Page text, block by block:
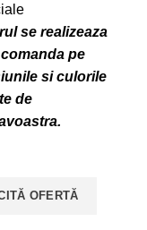
se realizeaza
pe
si culorile
de
OFERTĂ